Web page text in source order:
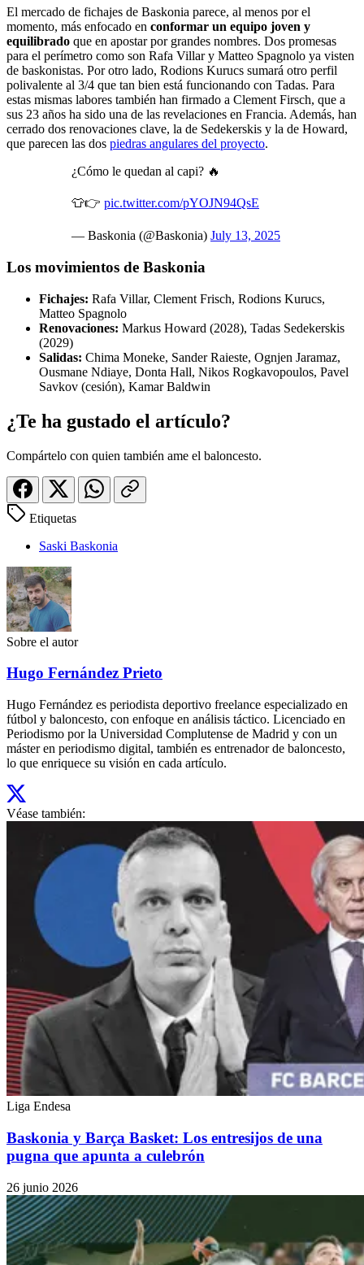
El mercado de fichajes de Baskonia parece, al menos por el
momento, más enfocado en conformar un equipo joven y
equilibrado que en apostar por grandes nombres. Dos promesas
para el perímetro como son Rafa Villar y Matteo Spagnolo ya visten
de baskonistas. Por otro lado, Rodions Kurucs sumará otro perfil
polivalente al 3/4 que tan bien está funcionando con Tadas. Para
estas mismas labores también han firmado a Clement Firsch, que a
sus 23 años ha sido una de las revelaciones en Francia. Además, han
cerrado dos renovaciones clave, la de Sedekerskis y la de Howard,
que parecen las dos piedras angulares del proyecto.
¿Cómo le quedan al capi? 🔥
👕👉 pic.twitter.com/pYOJN94QsE
— Baskonia (@Baskonia) July 13, 2025
Los movimientos de Baskonia
Fichajes: Rafa Villar, Clement Frisch, Rodions Kurucs,
Matteo Spagnolo
Renovaciones: Markus Howard (2028), Tadas Sedekerskis
(2029)
Salidas: Chima Moneke, Sander Raieste, Ognjen Jaramaz,
Ousmane Ndiaye, Donta Hall, Nikos Rogkavopoulos, Pavel
Savkov (cesión), Kamar Baldwin
¿Te ha gustado el artículo?
Compártelo con quien también ame el baloncesto.
Etiquetas
Saski Baskonia
Sobre el autor
Hugo Fernández Prieto
Hugo Fernández es periodista deportivo freelance especializado en
fútbol y baloncesto, con enfoque en análisis táctico. Licenciado en
Periodismo por la Universidad Complutense de Madrid y con un
máster en periodismo digital, también es entrenador de baloncesto,
lo que enriquece su visión en cada artículo.
Véase también:
Liga Endesa
Baskonia y Barça Basket: Los entresijos de una
pugna que apunta a culebrón
26 junio 2026